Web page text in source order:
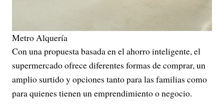
Metro Alquería
Con una propuesta basada en el ahorro inteligente, el
supermercado ofrece diferentes formas de comprar, un
amplio surtido y opciones tanto para las familias como
para quienes tienen un emprendimiento o negocio.